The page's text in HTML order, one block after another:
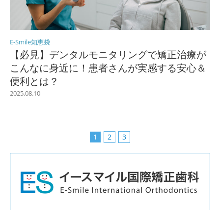
E-Smile知恵袋
【必見】デンタルモニタリングで矯正治療が
こんなに身近に！患者さんが実感する安心＆
便利とは？
2025.08.10
1 2 3